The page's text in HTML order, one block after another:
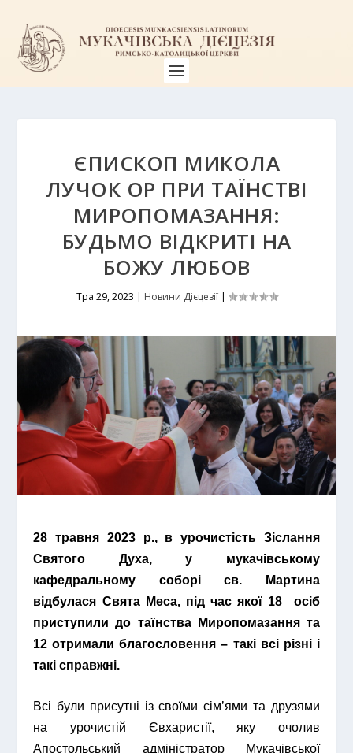
ЄПИСКОП МИКОЛА
ЛУЧОК OP ПРИ ТАЇНСТВІ
МИРОПОМАЗАННЯ:
БУДЬМО ВІДКРИТІ НА
БОЖУ ЛЮБОВ
Тра 29, 2023 | Новини Дієцезії|
28 травня 2023 р., в урочистість Зіслання
Святого Духа, у мукачівському
кафедральному соборі св. Мартина
відбулася Свята Меса, під час якої 18 осіб
приступили до таїнства Миропомазання та
12 отримали благословення – такі всі різні і
такі справжні.
Всі були присутні із своїми сім’ями та друзями
на урочистій Євхаристії, яку очолив
Апостольський адміністратор Мукачівської